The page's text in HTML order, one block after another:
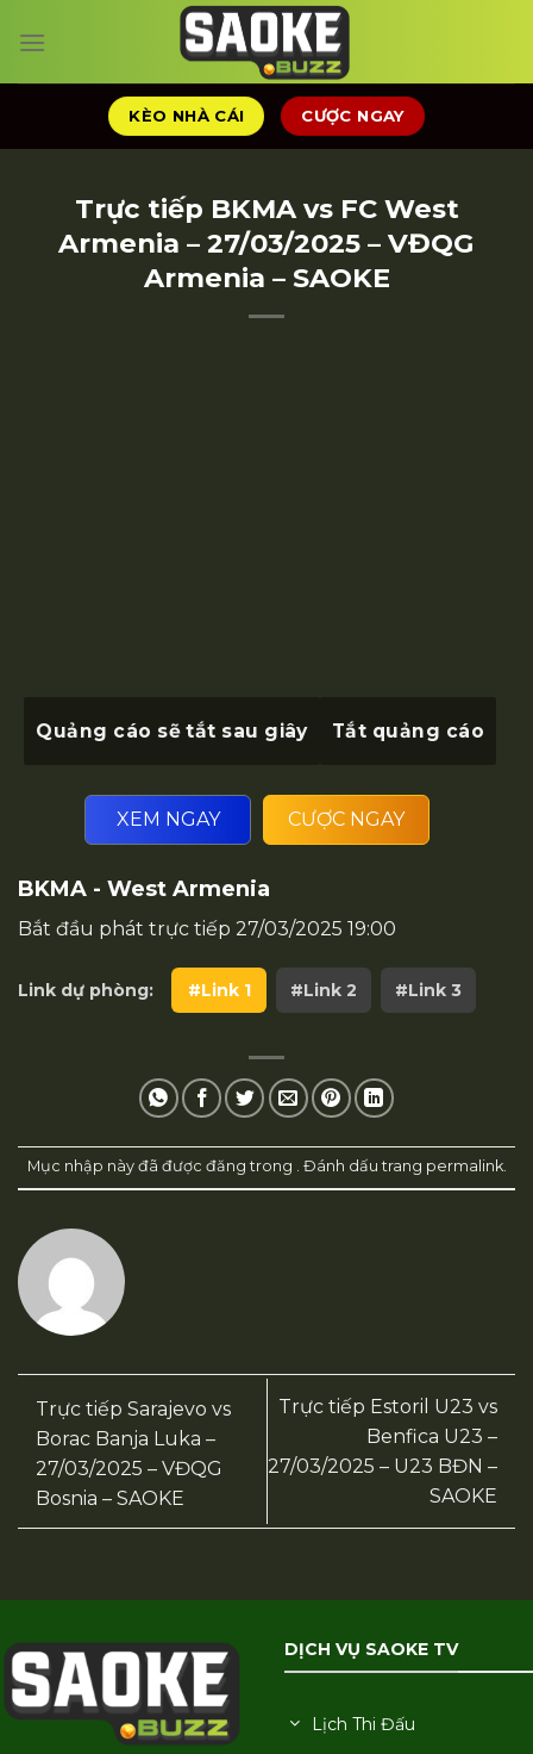
đến
KÈO NHÀ CÁI CƯỢC NGAY
Trực tiếp BKMA vs FC West
Armenia – 27/03/2025 – VĐQG
Armenia – SAOKE
Quảng cáo sẽ tắt sau giây Tắt quảng cáo
XEM NGAY CƯỢC NGAY
BKMA - West Armenia
Bắt đầu phát trực tiếp 27/03/2025 19:00
Link dự phòng: #Link 1 #Link 2 #Link 3
Mục nhập này đã được đăng trong . Đánh dấu trang permalink.
Trực tiếp Sarajevo vs
Borac Banja Luka –
27/03/2025 – VĐQG
Bosnia – SAOKE
Trực tiếp Estoril U23 vs
Benfica U23 –
27/03/2025 – U23 BĐN –
SAOKE
DỊCH VỤ SAOKE TV
Lịch Thi Đấu